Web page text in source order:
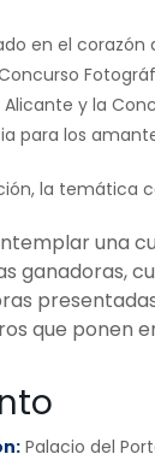
en el
y la
para los
la temática
una
ganadoras,
que ponen
Palacio del